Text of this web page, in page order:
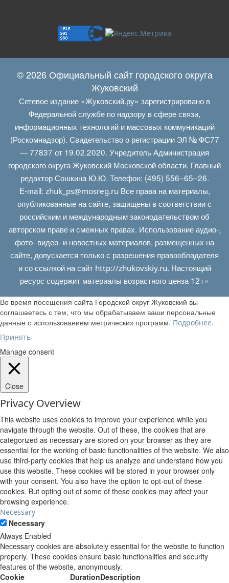
© 2026 Официальный сайт городского округа
Жуковский
Сетевое издание «Жуковский.ру» зарегистрировано в
Федеральной службе по надзору в сфере связи,
информационных технологий и массовых коммуникаций
(Роскомнадзор). Свидетельство о регистрации ЭЛ № ФС77
— 77837 от 19.02.2020. Учредитель Администрация
городского округа Жуковский Московской области. Главный
редактор Сошкина Ю.Ю. Телефон: (495) 556–65–26.
E‑mail: zhuk_ps@mosreg.ruВсе права на материалы,
опубликованные на сайте, защищены в соответствии с
российским и международным законодательством об
авторском праве и смежных правах. Использование аудио-,
фото- видео- и новостных материалов, размещенных на
сайте, допускается только с разрешения правообладателя
и со ссылкой на сайт http://zhukovskiy.ru. Настоящий
ресурс содержит материалы возрастного ценза 12+»
Во время посещения сайта Городской округ Жуковский вы
соглашаетесь с тем, что мы обрабатываем ваши персональные
данные с использованием метрических программ. Подробнее.
Принять
Manage consent
Close
Privacy Overview
This website uses cookies to improve your experience while you
navigate through the website. Out of these, the cookies that are
categorized as necessary are stored on your browser as they are
essential for the working of basic functionalities of the website. We also
use third-party cookies that help us analyze and understand how you
use this website. These cookies will be stored in your browser only
with your consent. You also have the option to opt-out of these
cookies. But opting out of some of these cookies may affect your
browsing experience.
Necessary
Necessary
Always Enabled
Necessary cookies are absolutely essential for the website to function
properly. These cookies ensure basic functionalities and security
features of the website, anonymously.
Cookie
DurationDescription